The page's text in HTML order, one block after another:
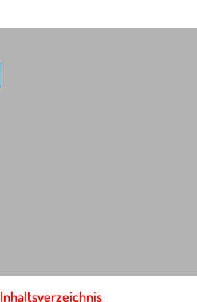
Inhaltsverzeichnis